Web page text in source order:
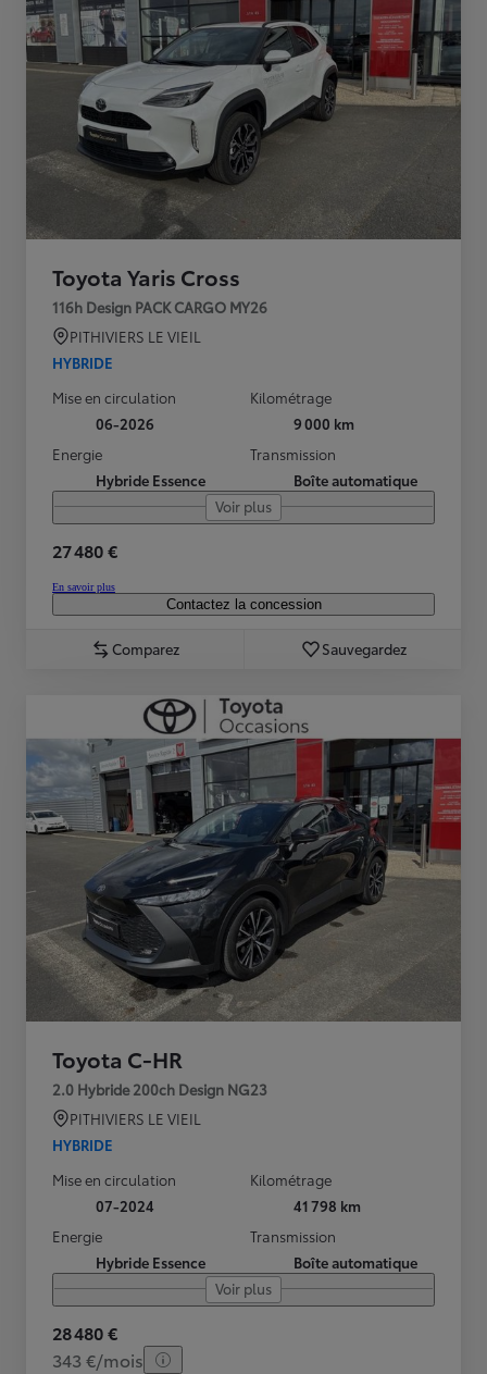
Toyota Yaris Cross
116h Design PACK CARGO MY26
PITHIVIERS LE VIEIL
HYBRIDE
Mise en circulation
06-2026
Kilométrage
9 000 km
Energie
Hybride Essence
Transmission
Boîte automatique
Voir plus
27 480 €
En savoir plus
Contactez la concession
Comparez Sauvegardez
Toyota C-HR
2.0 Hybride 200ch Design NG23
PITHIVIERS LE VIEIL
HYBRIDE
Mise en circulation
07-2024
Kilométrage
41 798 km
Energie
Hybride Essence
Transmission
Boîte automatique
Voir plus
28 480 €
343 €/mois